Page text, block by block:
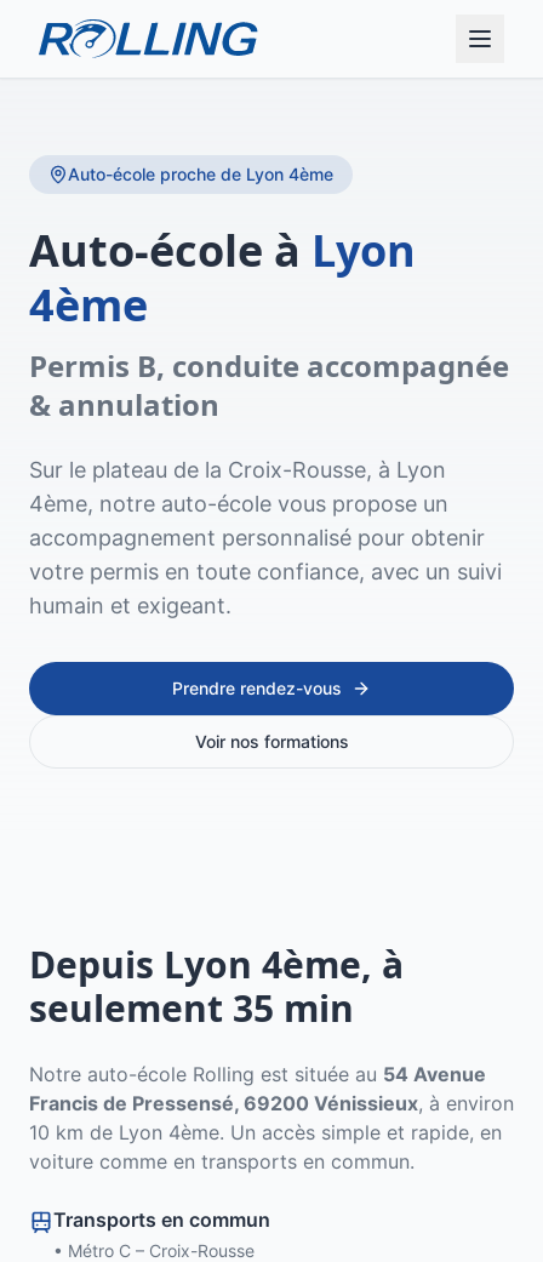
Auto-école proche de Lyon 4ème
Auto-école à Lyon
4ème
Permis B, conduite accompagnée
& annulation
Sur le plateau de la Croix-Rousse, à Lyon
4ème, notre auto-école vous propose un
accompagnement personnalisé pour obtenir
votre permis en toute confiance, avec un suivi
humain et exigeant.
Prendre rendez-vous
Voir nos formations
Depuis Lyon 4ème, à
seulement 35 min
Notre auto-école Rolling est située au 54 Avenue
Francis de Pressensé, 69200 Vénissieux, à environ
10 km de Lyon 4ème. Un accès simple et rapide, en
voiture comme en transports en commun.
Transports en commun
• Métro C – Croix-Rousse